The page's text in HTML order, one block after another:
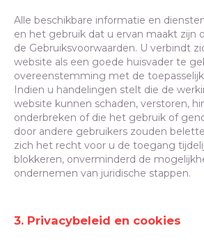
Alle beschikbare informatie en
en het gebruik dat u ervan maakt zijn
de Gebruiksvoorwaarden. U verbindt
website als een goede huisvader te
overeenstemming met de
Indien u handelingen stelt die de
website kunnen schaden, verstoren,
onderbreken of die het gebruik of
door andere gebruikers zouden
zich het recht voor u de toegang
blokkeren, onverminderd de
ondernemen van juridische stappen.
3. Privacybeleid en cookies